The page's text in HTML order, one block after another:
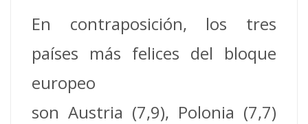
En contraposición, los tres
países más felices del bloque
europeo
son Austria (7,9), Polonia (7,7)